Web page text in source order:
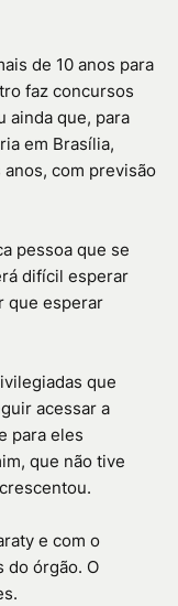
de 10 anos para
faz concursos
ainda que, para
em Brasília,
com previsão
pessoa que se
difícil esperar
que esperar
que
acessar a
para eles
que não tive
e com o
do órgão. O